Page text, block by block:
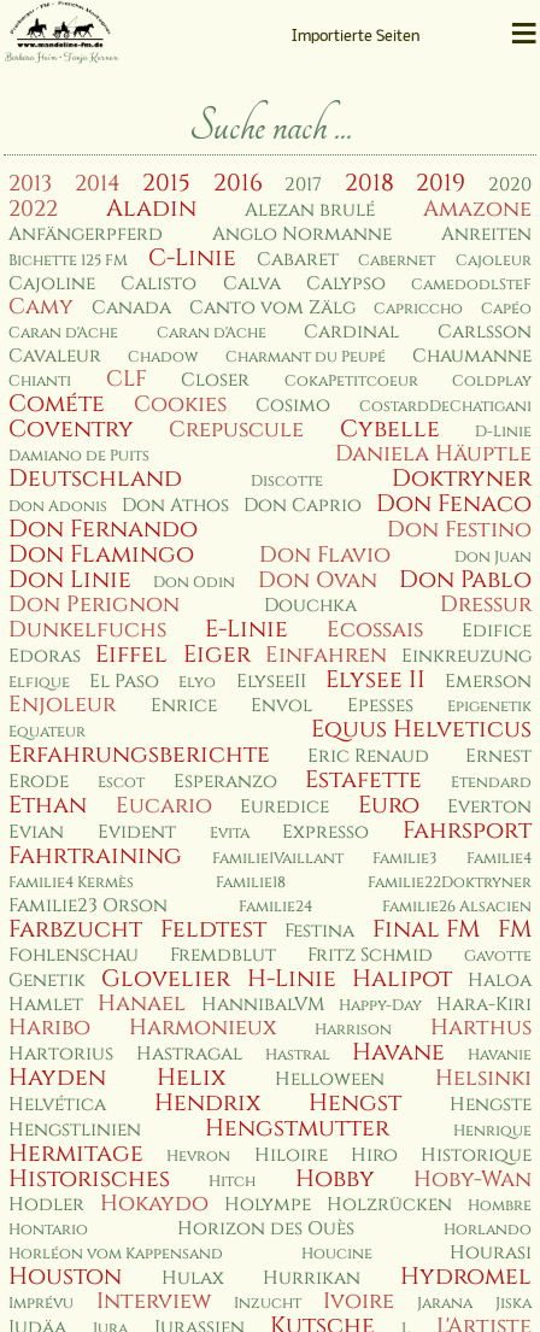
Barbara Heim • Tanja Kernen
Importierte Seiten ≡
Suche nach ...
2013 2014 2015 2016 2017 2018 2019 2020
2022 Aladin Alezan brulé Amazone
Anfängerpferd Anglo Normanne Anreiten
Bichette 125 FM C-Linie Cabaret Cabernet Cajoleur
Cajoline Calisto Calva Calypso CamedodlSteF
Camy Canada Canto vom Zälg Capriccho
Capéo
Caran d'Ache
Caran d'Ache Cardinal
Carlsson
Cavaleur
Chadow Charmant du Peupé Chaumanne
Chianti CLF Closer CokaPetitcoeur Coldplay
Cométe Cookies Cosimo CostardDeChatigani
Coventry Crepuscule Cybelle
D-Linie
Damiano de Puits
Daniela Häuptle
Deutschland Discotte Doktryner
Don Adonis Don Athos Don Caprio
Don Fenaco
Don Fernando
Don Festino
Don Flamingo Don Flavio Don Juan
Don Linie Don Odin Don Ovan Don Pablo
Don Perignon Douchka
Dressur
Dunkelfuchs
E-Linie Ecossais
Edifice
Edoras
Eiffel Eiger Einfahren Einkreuzung
Elfique El Paso Elyo ElyseeII Elysee II Emerson
Enjoleur Enrice Envol Epesses
Epigenetik
Equateur
Equus Helveticus
Erfahrungsberichte
Eric Renaud
Ernest
Erode
Escot Esperanzo Estafette Etendard
Ethan Eucario Euredice Euro
Everton
Evian
Evident Evita Expresso
Fahrsport
Fahrtraining
Familie1Vaillant Familie3
Familie4
Familie4 Kermès
Familie18 Familie22Doktryner
Familie23 Orson Familie24 Familie26 Alsacien
Farbzucht Feldtest Festina Final FM FM
Fohlenschau Fremdblut Fritz Schmid Gavotte
Genetik Glovelier H-Linie Halipot
Haloa
Hamlet
Hanael HannibalVM Happy-Day Hara-Kiri
Haribo Harmonieux Harrison Harthus
Hartorius Hastragal Hastral Havane Havanie
Hayden Helix Helloween Helsinki
Helvética Hendrix Hengst
Hengste
Hengstlinien
Hengstmutter Henrique
Hermitage Hevron Hiloire Hiro Historique
Historisches Hitch Hobby Hoby-Wan
Hodler Hokaydo Holympe Holzrücken
Hombre
Hontario
Horizon des Ouès
Horlando
Horléon vom Kappensand
Houcine Hourasi
Houston Hulax Hurrikan Hydromel
Imprévu Interview Inzucht Ivoire Jarana Jiska